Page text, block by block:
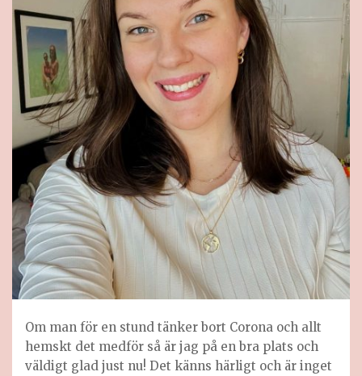
Om man för en stund tänker bort Corona och allt
hemskt det medför så är jag på en bra plats och
väldigt glad just nu! Det känns härligt och är inget